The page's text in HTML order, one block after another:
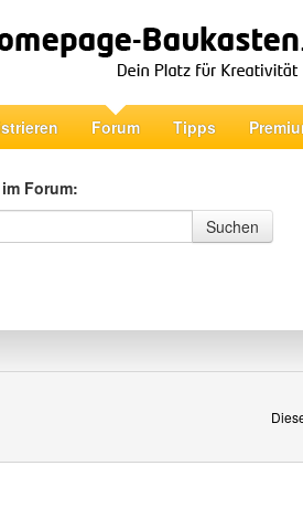
Forum Tipps
Forum:
Forum
Suchen